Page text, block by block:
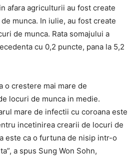
afara agriculturii au fost create
munca. In iulie, au fost create
de munca. Rata somajului a
cu 0,2 puncte, pana la 5,2
o crestere mai mare de
locuri de munca in medie.
mare de infectii cu coroana este
incetinirea crearii de locuri de
este ca o furtuna de nisip intr-o
a spus Sung Won Sohn,